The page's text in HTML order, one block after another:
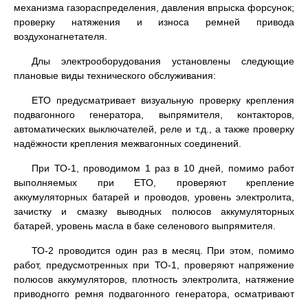
механизма газораспределения, давления впрыска форсунок;
проверку натяжения и износа ремней привода
воздухонагнетателя.
Длы электрооборудования установлены следующие
плановые виды технического обслуживания:
ЕТО предусматривает визуальную проверку крепления
подвагонного генератора, выпрямителя, контакторов,
автоматических выключателей, реле и т.д., а также проверку
надёжности крепления межвагонных соединений.
При ТО-1, проводимом 1 раз в 10 дней, помимо работ
выполняемых при ЕТО, проверяют крепление
аккумуляторных батарей и проводов, уровень электролита,
зачистку и смазку выводных полюсов аккумуляторных
батарей, уровень масла в баке селенового выпрямителя.
ТО-2 проводится один раз в месяц. При этом, помимо
работ, предусмотренных при ТО-1, проверяют напряжение
полюсов аккумуляторов, плотность электролита, натяжение
приводногго ремня подвагонного генератора, осматривают